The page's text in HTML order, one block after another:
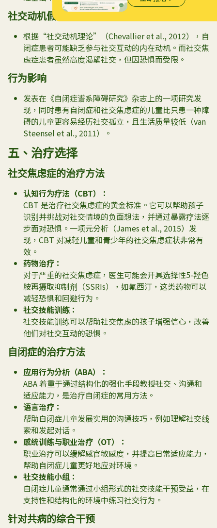
社交动机假说
根据“社交动机理论”（Chevallier et al., 2012），自
闭症患者可能缺乏参与社交互动的内在动机。而社交焦
虑症患者虽然高度渴望社交，但因恐惧而受限。
行为影响
发表在《自闭症谱系障碍研究》杂志上的一项研究发
现，同时患有自闭症和社交焦虑症的儿童比只患一种障
碍的儿童更容易经历社交孤立，且生活质量较低（van
Steensel et al., 2011）。
五、治疗选择
社交焦虑症的治疗方法
认知行为疗法（CBT）：
CBT 是治疗社交焦虑症的黄金标准。它可以帮助孩子
识别并挑战对社交情境的负面想法，并通过暴露疗法逐
步面对恐惧。一项元分析（James et al., 2015）发
现，CBT 对减轻儿童和青少年的社交焦虑症状非常有
效。
药物治疗：
对于严重的社交焦虑症，医生可能会开具选择性5-羟色
胺再摄取抑制剂（SSRIs），如氟西汀，这类药物可以
减轻恐惧和回避行为。
社交技能训练：
社交技能训练可以帮助社交焦虑的孩子增强信心，改善
他们对社交互动的恐惧。
自闭症的治疗方法
应用行为分析（ABA）：
ABA 着重于通过结构化的强化手段教授社交、沟通和
适应能力，是治疗自闭症的常用方法。
语言治疗：
帮助自闭症儿童发展实用的沟通技巧，例如理解社交线
索和发起对话。
感统训练与职业治疗（OT）：
职业治疗可以缓解感官敏感度，并提高日常适应能力，
帮助自闭症儿童更好地应对环境。
社交技能小组：
自闭症儿童通常通过小组形式的社交技能干预受益，在
支持性和结构化的环境中练习社交行为。
针对共病的综合干预